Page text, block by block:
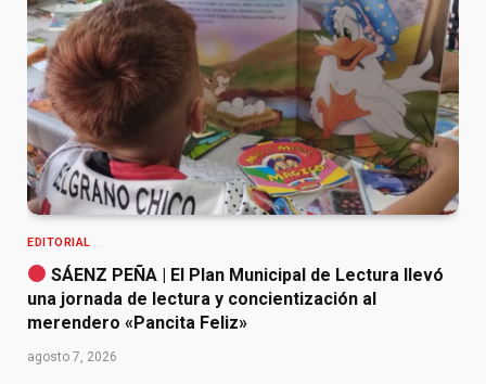
EDITORIAL
SÁENZ PEÑA | El Plan Municipal de Lectura llevó
una jornada de lectura y concientización al
merendero «Pancita Feliz»
agosto 7, 2026